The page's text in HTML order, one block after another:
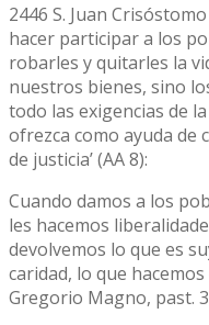
2446 S. Juan
hacer participar a los
robarles y quitarles la
nuestros bienes, sino
todo las exigencias de
ofrezca como ayuda de
de justicia’ (AA 8):
Cuando damos a los
les hacemos
devolvemos lo que es
caridad, lo que
Gregorio Magno, past.